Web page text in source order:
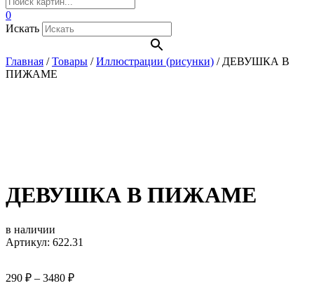
0
Искать
Главная /Товары /Иллюстрации (рисунки) / ДЕВУШКА В
ПИЖАМЕ
ДЕВУШКА В ПИЖАМЕ
в наличии
Артикул: 622.31
290 ₽ – 3480 ₽